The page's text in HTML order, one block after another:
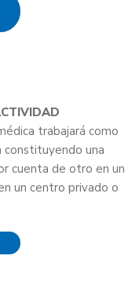
trabajará como
constituyendo una
cuenta de otro en un
un centro privado o